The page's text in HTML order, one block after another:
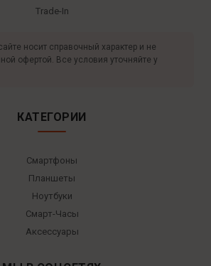
Trade-In
носит справочный характер и не
офертой. Все условия уточняйте у
КАТЕГОРИИ
Смартфоны
Планшеты
Ноутбуки
Смарт-Часы
Аксессуары